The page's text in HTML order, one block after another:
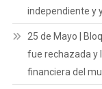
independiente y
25 de Mayo |
fue rechazada y
financiera del